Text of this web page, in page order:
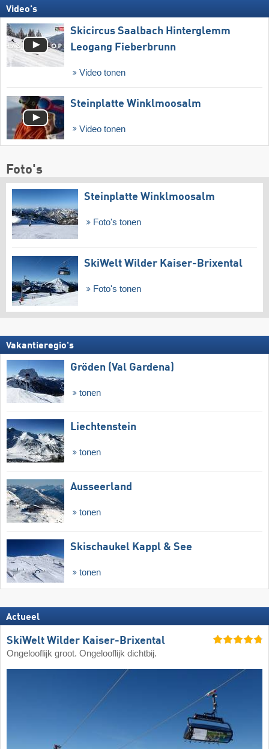
Video's
Skicircus Saalbach Hinterglemm
Leogang Fieberbrunn
Video tonen
Steinplatte Winklmoosalm
Video tonen
Foto's
Steinplatte Winklmoosalm
Foto's tonen
SkiWelt Wilder Kaiser-Brixental
Foto's tonen
Vakantieregio's
Gröden (Val Gardena)
tonen
Liechtenstein
tonen
Ausseerland
tonen
Skischaukel Kappl & See
tonen
Actueel
SkiWelt Wilder Kaiser-Brixental
Ongelooflijk groot. Ongelooflijk dichtbij.